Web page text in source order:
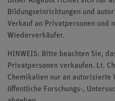
Bildungseinrichtungen und
Verkauf an Privatpersonen und
Wiederverkäufer.
HINWEIS: Bitte beachten Sie,
Privatpersonen verkaufen. Lt.
Chemikalien nur an autorisierte
öffentliche Forschungs-,